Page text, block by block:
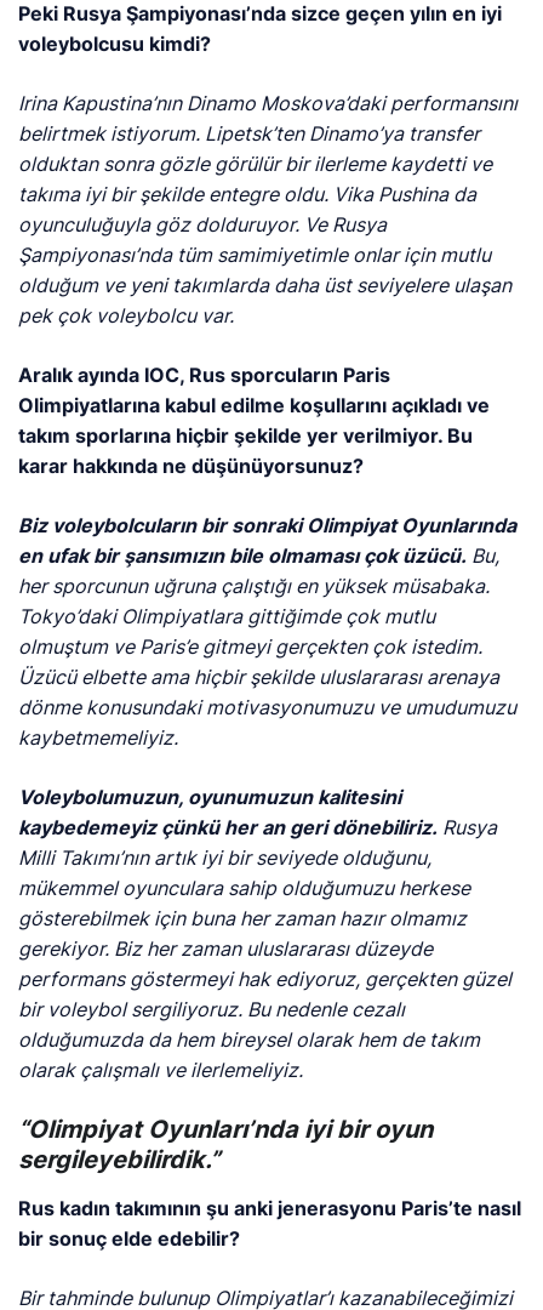
Peki Rusya Şampiyonası’nda sizce geçen yılın en iyi
voleybolcusu kimdi?
Irina Kapustina’nın Dinamo Moskova’daki performansını
belirtmek istiyorum. Lipetsk’ten Dinamo’ya transfer
olduktan sonra gözle görülür bir ilerleme kaydetti ve
takıma iyi bir şekilde entegre oldu. Vika Pushina da
oyunculuğuyla göz dolduruyor. Ve Rusya
Şampiyonası’nda tüm samimiyetimle onlar için mutlu
olduğum ve yeni takımlarda daha üst seviyelere ulaşan
pek çok voleybolcu var.
Aralık ayında IOC, Rus sporcuların Paris
Olimpiyatlarına kabul edilme koşullarını açıkladı ve
takım sporlarına hiçbir şekilde yer verilmiyor. Bu
karar hakkında ne düşünüyorsunuz?
Biz voleybolcuların bir sonraki Olimpiyat Oyunlarında
en ufak bir şansımızın bile olmaması çok üzücü. Bu,
her sporcunun uğruna çalıştığı en yüksek müsabaka.
Tokyo’daki Olimpiyatlara gittiğimde çok mutlu
olmuştum ve Paris’e gitmeyi gerçekten çok istedim.
Üzücü elbette ama hiçbir şekilde uluslararası arenaya
dönme konusundaki motivasyonumuzu ve umudumuzu
kaybetmemeliyiz.
Voleybolumuzun, oyunumuzun kalitesini
kaybedemeyiz çünkü her an geri dönebiliriz. Rusya
Milli Takımı’nın artık iyi bir seviyede olduğunu,
mükemmel oyunculara sahip olduğumuzu herkese
gösterebilmek için buna her zaman hazır olmamız
gerekiyor. Biz her zaman uluslararası düzeyde
performans göstermeyi hak ediyoruz, gerçekten güzel
bir voleybol sergiliyoruz. Bu nedenle cezalı
olduğumuzda da hem bireysel olarak hem de takım
olarak çalışmalı ve ilerlemeliyiz.
“Olimpiyat Oyunları’nda iyi bir oyun
sergileyebilirdik.”
Rus kadın takımının şu anki jenerasyonu Paris’te nasıl
bir sonuç elde edebilir?
Bir tahminde bulunup Olimpiyatlar’ı kazanabileceğimizi